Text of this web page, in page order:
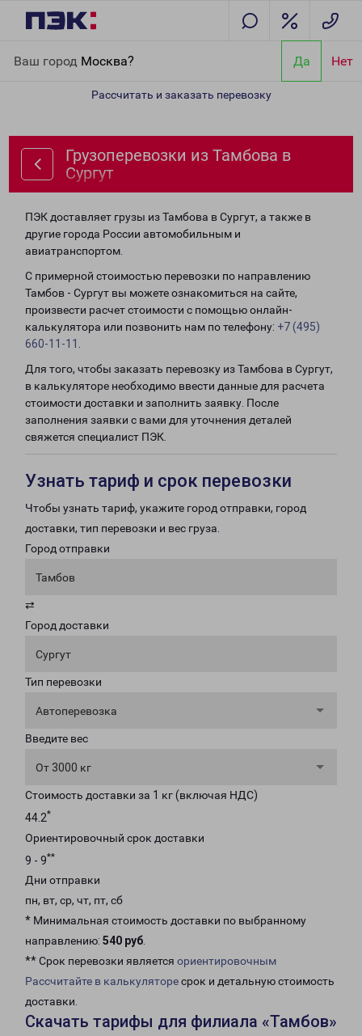
Ваш город Москва? Да Нет
Рассчитать и заказать перевозку
Грузоперевозки из Тамбова в
Сургут
ПЭК доставляет грузы из Тамбова в Сургут, а также в
другие города России автомобильным и
авиатранспортом.
С примерной стоимостью перевозки по направлению
Тамбов - Сургут вы можете ознакомиться на сайте,
произвести расчет стоимости с помощью онлайн-
калькулятора или позвонить нам по телефону: +7 (495)
660-11-11
Для того, чтобы заказать перевозку из Тамбова в Сургут,
в калькуляторе необходимо ввести данные для расчета
стоимости доставки и заполнить заявку. После
заполнения заявки с вами для уточнения деталей
свяжется специалист ПЭК.
Узнать тариф и срок перевозки
Чтобы узнать тариф, укажите город отправки, город
доставки, тип перевозки и вес груза.
Город отправки
Тамбов
⇄
Город доставки
Сургут
Тип перевозки
Автоперевозка
Введите вес
От 3000 кг
Стоимость доставки за 1 кг (включая НДС)
44.2*
Ориентировочный срок доставки
9 - 9**
Дни отправки
пн, вт, ср, чт, пт, сб
* Минимальная стоимость доставки по выбранному
направлению: 540 руб.
** Срок перевозки является ориентировочным
Рассчитайте в калькуляторесрок и детальную стоимость
доставки.
Скачать тарифы для филиала «Тамбов»